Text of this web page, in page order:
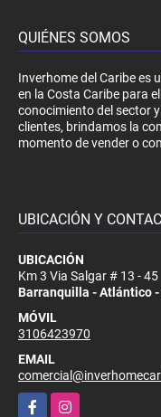
QUIÉNES SOMOS
Inverhome del Caribe es
en la Costa Caribe para
conocimiento del sector
clientes, brindamos la
momento de vender o
UBICACIÓN Y
UBICACIÓN
Km 3 Via Salgar # 13 - 45
Barranquilla - Atlántico
MÓVIL
3106423970
EMAIL
FacebookInstagram